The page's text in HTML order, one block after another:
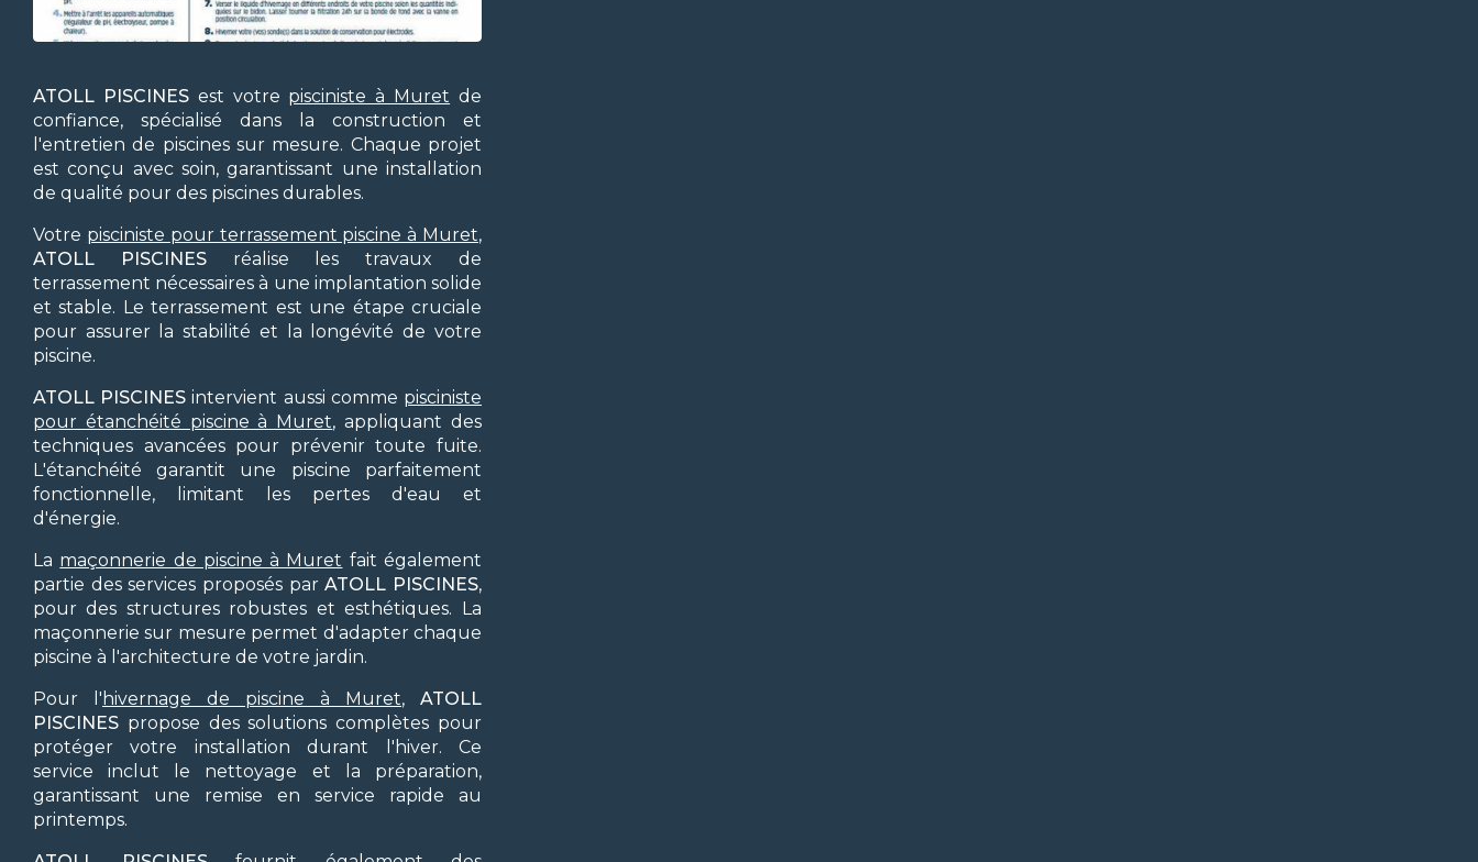
ATOLL PISCINESest votre pisciniste à Muret de
confiance, spécialisé dans la construction et
l'entretien de piscines sur mesure. Chaque projet
est conçu avec soin, garantissant une installation
de qualité pour des piscines durables.
Votre pisciniste pour terrassement piscine à Muret,
ATOLL PISCINESréalise les travaux de
terrassement nécessaires à une implantation solide
et stable. Le terrassement est une étape cruciale
pour assurer la stabilité et la longévité de votre
piscine.
ATOLL PISCINES intervient aussi comme pisciniste
pour étanchéité piscine à Muret, appliquant des
techniques avancées pour prévenir toute fuite.
L'étanchéité garantit une piscine parfaitement
fonctionnelle, limitant les pertes d'eau et
d'énergie.
La maçonnerie de piscine à Muret fait également
partie des services proposés parATOLL PISCINES,
pour des structures robustes et esthétiques. La
maçonnerie sur mesure permet d'adapter chaque
piscine à l'architecture de votre jardin.
Pour l' hivernage de piscine à Muret, ATOLL
PISCINES propose des solutions complètes pour
protéger votre installation durant l'hiver. Ce
service inclut le nettoyage et la préparation,
garantissant une remise en service rapide au
printemps.